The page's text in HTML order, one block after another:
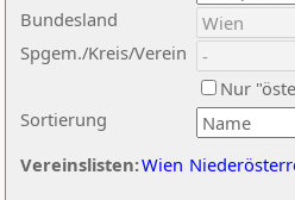
Sortierung
Bundesland
Spgem./Kreis/Verein
Nur
Vereinslisten:Wien